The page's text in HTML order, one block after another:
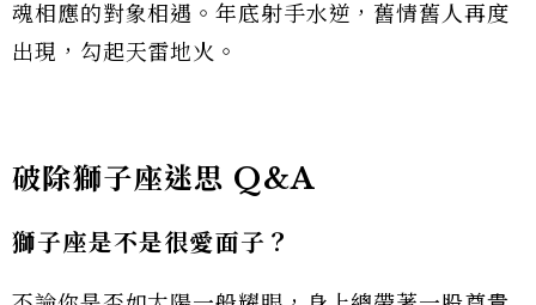
魂相應的對象相遇。年底射手水逆，舊情舊人再度
出現，勾起天雷地火。
破除獅子座迷思 Q&A
獅子座是不是很愛面子？